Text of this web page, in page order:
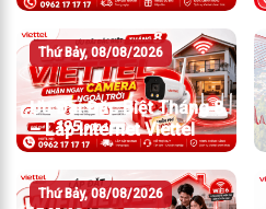
Thứ Bảy, 08/08/2026
Ưu Đãi Đặc Biệt Tháng 8
– Lắp Internet Viettel
Thứ Bảy, 08/08/2026